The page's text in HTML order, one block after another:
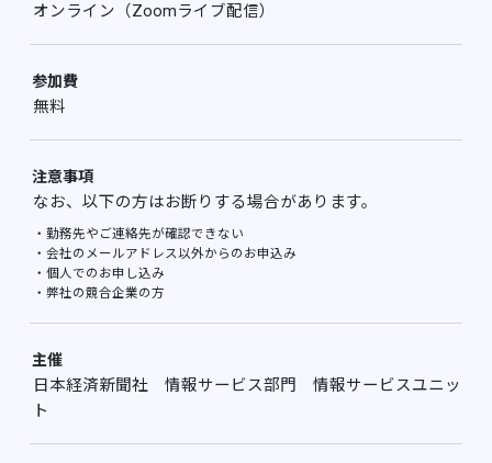
オンライン（Zoomライブ配信）
参加費
無料
注意事項
なお、以下の方はお断りする場合があります。
・勤務先やご連絡先が確認できない
・会社のメールアドレス以外からのお申込み
・個人でのお申し込み
・弊社の競合企業の方
主催
日本経済新聞社 情報サービス部門 情報サービスユニッ
ト